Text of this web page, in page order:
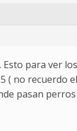
para ver
no recuerdo
pasan